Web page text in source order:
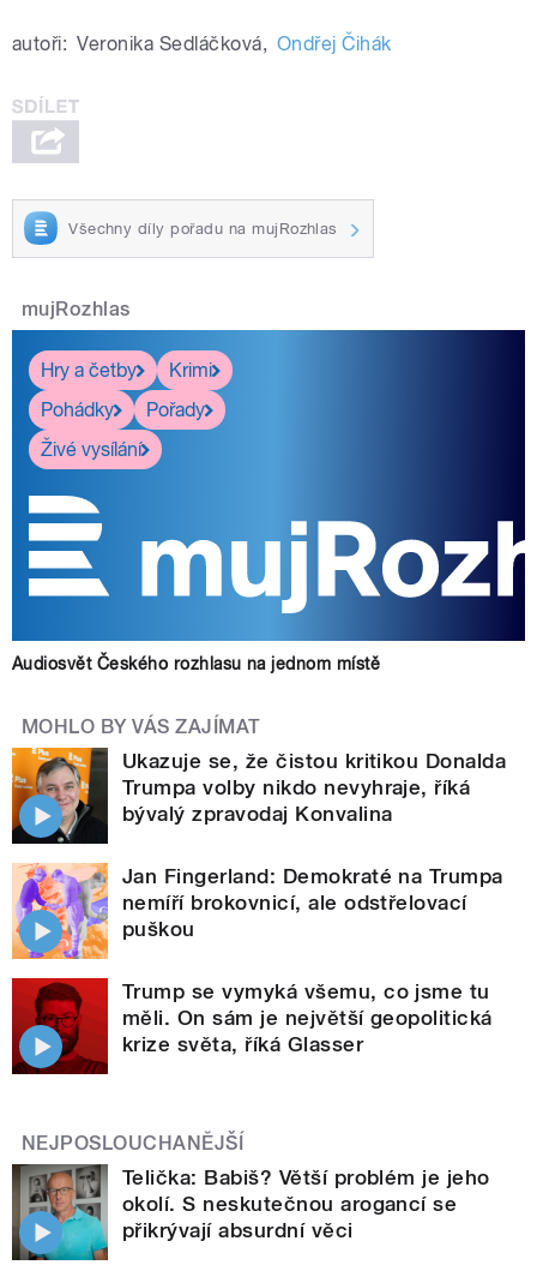
autoři: Veronika Sedláčková, Ondřej Čihák
Všechny díly pořadu na mujRozhlas
mujRozhlas
Hry a četby
Krimi
Pohádky
Pořady
Živé vysílání
Audiosvět Českého rozhlasu na jednom místě
MOHLO BY VÁS ZAJÍMAT
Ukazuje se, že čistou kritikou Donalda
Trumpa volby nikdo nevyhraje, říká
bývalý zpravodaj Konvalina
Jan Fingerland: Demokraté na Trumpa
nemíří brokovnicí, ale odstřelovací
puškou
Trump se vymyká všemu, co jsme tu
měli. On sám je největší geopolitická
krize světa, říká Glasser
NEJPOSLOUCHANĚJŠÍ
Telička: Babiš? Větší problém je jeho
okolí. S neskutečnou arogancí se
přikrývají absurdní věci